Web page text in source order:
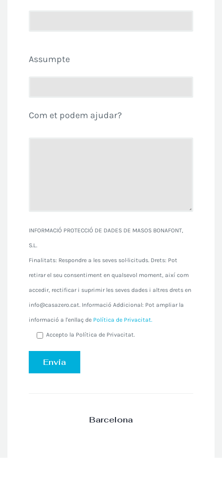
Assumpte
Com et podem ajudar?
INFORMACIÓ PROTECCIÓ DE DADES DE MASOS BONAFONT,
S.L.
Finalitats: Respondre a les seves sol·licituds. Drets: Pot
retirar el seu consentiment en qualsevol moment, així com
accedir, rectificar i suprimir les seves dades i altres drets en
info@casazero.cat. Informació Addicional: Pot ampliar la
informació a l'enllaç de Política de Privacitat.
Accepto la Política de Privacitat.
Barcelona